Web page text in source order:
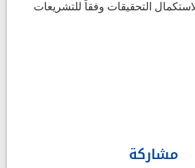
التحقيقات وفقاً للتشريعات
مشاركة